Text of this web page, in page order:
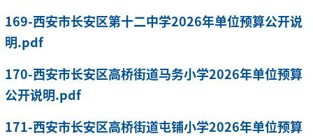
169-西安市长安区第十二中学2026年单位预算公开说
明.pdf
170-西安市长安区高桥街道马务小学2026年单位预算
公开说明.pdf
171-西安市长安区高桥街道屯铺小学2026年单位预算